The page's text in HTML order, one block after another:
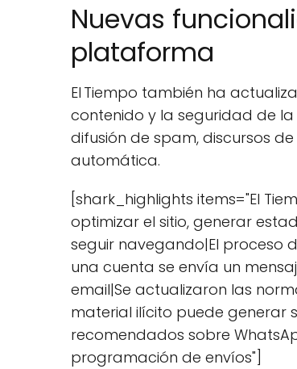
Nuevas
plataforma
El Tiempo también ha
contenido y la seguridad de la
difusión de spam, discursos
automática.
[shark_highlights items="El
optimizar el sitio, generar
seguir navegando|El proceso
una cuenta se envía un
email|Se actualizaron las
material ilícito puede generar
recomendados sobre
programación de envíos"]